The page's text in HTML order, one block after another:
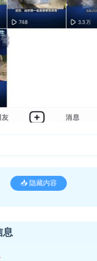
📥 隐藏内容
息